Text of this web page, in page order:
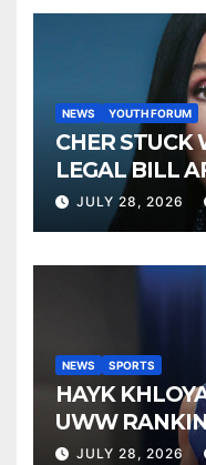
NEWS YOUTH FORUM
CHER STUCK
LEGAL BILL
SONNY
JULY 28, 2026
NEWS SPORTS
HAYK
UWW
BUDAPEST
JULY 28, 2026